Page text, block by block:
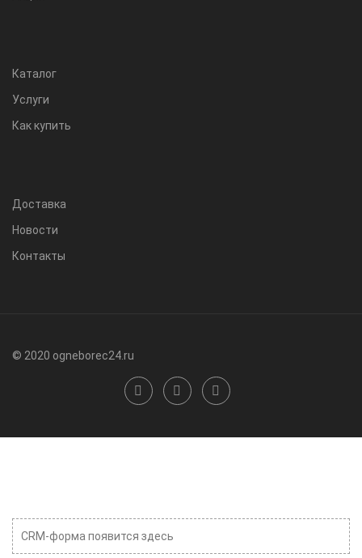
Каталог
Услуги
Как купить
Доставка
Новости
Контакты
© 2020 ogneborec24.ru
CRM-форма появится здесь